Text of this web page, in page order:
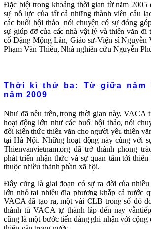
Đặc biệt trong khoảng thời gian từ năm 2005
sự nỗ lực của tất cả những thành viên câu
các buổi hội thảo, nói chuyện có sự đóng
sự giúp đỡ của các nhà vật lý và thiên văn đi
cố Đặng Mộng Lân, Giáo sư-Viện sĩ Nguyễn
Phạm Văn Thiều, Nhà nghiên cứu Nguyễn
Thời kì thứ ba: Từ giữa năm
năm 2009
Như đã nêu trên, trong thời gian này, VACA
hoạt động lớn như các buổi hội thảo, nói
đổi kiến thức thiên văn cho người yêu thiên
tại Hà Nội. Những hoạt động này cùng với
Thienvanvietnam.org đã trở thành phong
phát triển nhận thức và sự quan tâm tới
thuộc nhiều thành phần xã hội.
Đây cũng là giai đoạn có sự ra đời của
lớn nhỏ tại nhiều địa phương khắp cả nước
VACA đã tạo ra, một vài CLB trong số đó
thành từ VACA tự thành lập đến nay
cũng là một bước tiến đáng ghi nhận với cộng